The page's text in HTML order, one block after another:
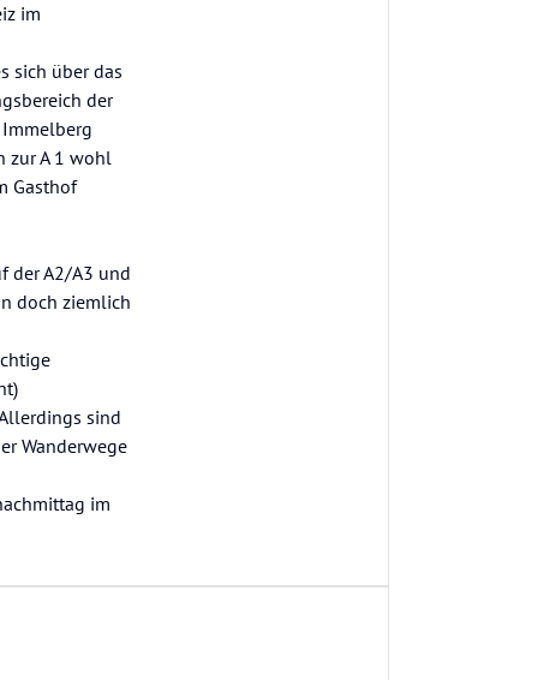
im
sich über das
der
zur A 1 wohl
Gasthof
der A2/A3 und
doch ziemlich
sind
Wanderwege
im